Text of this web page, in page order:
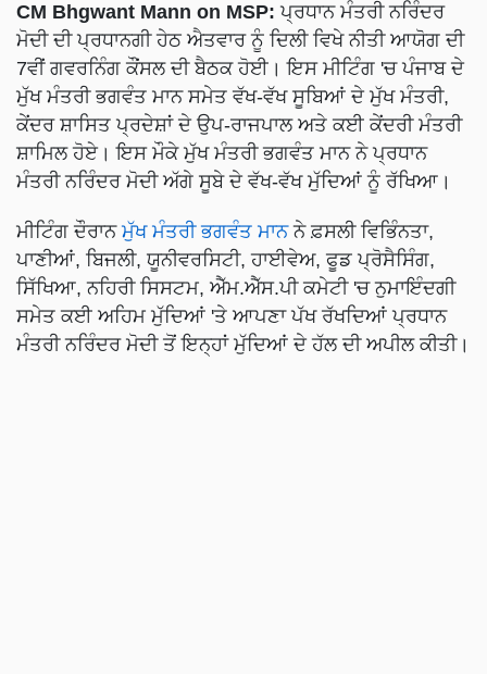
CM Bhgwant Mann on MSP: ਪ੍ਰਧਾਨ ਮੰਤਰੀ ਨਰਿੰਦਰ
ਮੋਦੀ ਦੀ ਪ੍ਰਧਾਨਗੀ ਹੇਠ ਐਤਵਾਰ ਨੂੰ ਦਿਲੀ ਵਿਖੇ ਨੀਤੀ ਆਯੋਗ ਦੀ
7ਵੀਂ ਗਵਰਨਿੰਗ ਕੌਂਸਲ ਦੀ ਬੈਠਕ ਹੋਈ। ਇਸ ਮੀਟਿੰਗ 'ਚ ਪੰਜਾਬ ਦੇ
ਮੁੱਖ ਮੰਤਰੀ ਭਗਵੰਤ ਮਾਨ ਸਮੇਤ ਵੱਖ-ਵੱਖ ਸੂਬਿਆਂ ਦੇ ਮੁੱਖ ਮੰਤਰੀ,
ਕੇਂਦਰ ਸ਼ਾਸਿਤ ਪ੍ਰਦੇਸ਼ਾਂ ਦੇ ਉਪ-ਰਾਜਪਾਲ ਅਤੇ ਕਈ ਕੇਂਦਰੀ ਮੰਤਰੀ
ਸ਼ਾਮਿਲ ਹੋਏ। ਇਸ ਮੌਕੇ ਮੁੱਖ ਮੰਤਰੀ ਭਗਵੰਤ ਮਾਨ ਨੇ ਪ੍ਰਧਾਨ
ਮੰਤਰੀ ਨਰਿੰਦਰ ਮੋਦੀ ਅੱਗੇ ਸੂਬੇ ਦੇ ਵੱਖ-ਵੱਖ ਮੁੱਦਿਆਂ ਨੂੰ ਰੱਖਿਆ।
ਮੀਟਿੰਗ ਦੌਰਾਨ ਮੁੱਖ ਮੰਤਰੀ ਭਗਵੰਤ ਮਾਨਨੇ ਫ਼ਸਲੀ ਵਿਭਿੰਨਤਾ,
ਪਾਣੀਆਂ, ਬਿਜਲੀ, ਯੂਨੀਵਰਸਿਟੀ, ਹਾਈਵੇਅ, ਫੂਡ ਪ੍ਰੋਸੈਸਿੰਗ,
ਸਿੱਖਿਆ, ਨਹਿਰੀ ਸਿਸਟਮ, ਐੱਮ.ਐੱਸ.ਪੀ ਕਮੇਟੀ 'ਚ ਨੁਮਾਇੰਦਗੀ
ਸਮੇਤ ਕਈ ਅਹਿਮ ਮੁੱਦਿਆਂ 'ਤੇ ਆਪਣਾ ਪੱਖ ਰੱਖਦਿਆਂ ਪ੍ਰਧਾਨ
ਮੰਤਰੀ ਨਰਿੰਦਰ ਮੋਦੀ ਤੋਂ ਇਨ੍ਹਾਂ ਮੁੱਦਿਆਂ ਦੇ ਹੱਲ ਦੀ ਅਪੀਲ ਕੀਤੀ।